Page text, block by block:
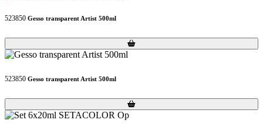
523850 Gesso transparent Artist 500ml
Loading...
Loading...
523850 Gesso transparent Artist 500ml
Loading...
Loading...